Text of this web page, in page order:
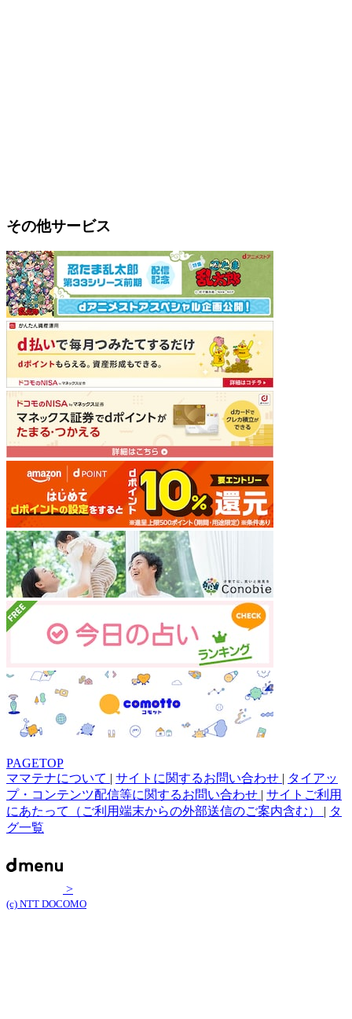
その他サービス
PAGETOP
ママテナについて | サイトに関するお問い合わせ | タイアッ
プ・コンテンツ配信等に関するお問い合わせ | サイトご利用
にあたって（ご利用端末からの外部送信のご案内含む） | タ
グ一覧
>
(c) NTT DOCOMO